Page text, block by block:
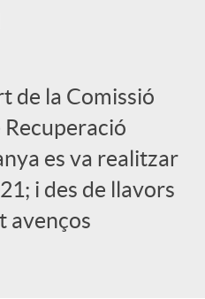
de la Comissió
Recuperació
es va realitzar
i des de llavors
avenços